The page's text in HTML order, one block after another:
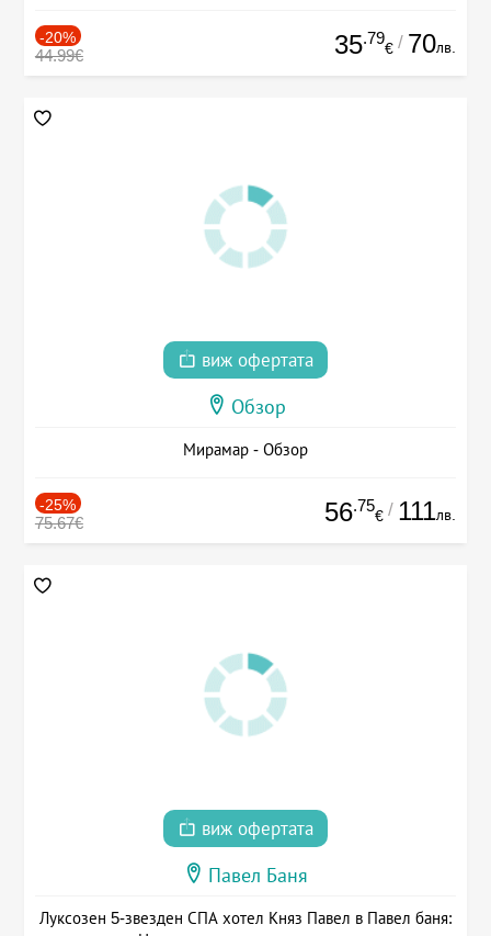
-20%
44.99€ 35.79
€ / 70лв.
виж офертата
Обзор
Мирамар - Обзор
-25%
75.67€ 56.75
€ / 111лв.
виж офертата
Павел Баня
Луксозен 5-звезден СПА хотел Княз Павел в Павел баня: